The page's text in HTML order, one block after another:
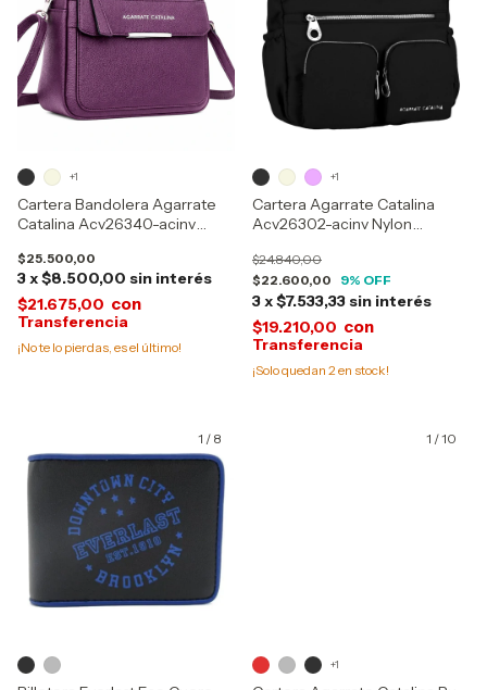
Cartera Bandolera Agarrate
Catalina Acv26340-acinv
$25.500,00
3x$8.500,00 sin interés
$21.675,00 con
¡No te lo pierdas, es el último!
+1
Cartera Agarrate Catalina
Acv26302-acinv Nylon
$22.600,00
$24.840,00
9% OFF
3x$7.533,33 sin interés
$19.210,00 con
¡Solo quedan 2en stock!
+1
1 / 8 1 /10
+1